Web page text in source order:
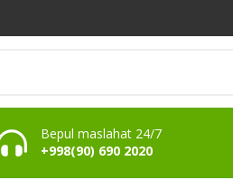
Bepul maslahat 24/7
+998(90) 690 2020